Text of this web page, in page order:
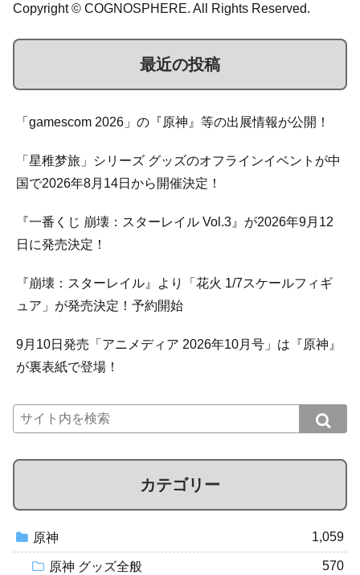
Copyright © COGNOSPHERE. All Rights Reserved.
最近の投稿
「gamescom 2026」の『原神』等の出展情報が公開！
「星稚梦旅」シリーズ グッズのオフラインイベントが中
国で2026年8月14日から開催決定！
『一番くじ 崩壊：スターレイル Vol.3』が2026年9月12
日に発売決定！
『崩壊：スターレイル』より「花火 1/7スケールフィギ
ュア」が発売決定！予約開始
9月10日発売「アニメディア 2026年10月号」は『原神』
が裏表紙で登場！
カテゴリー
原神 1,059
原神 グッズ全般 570